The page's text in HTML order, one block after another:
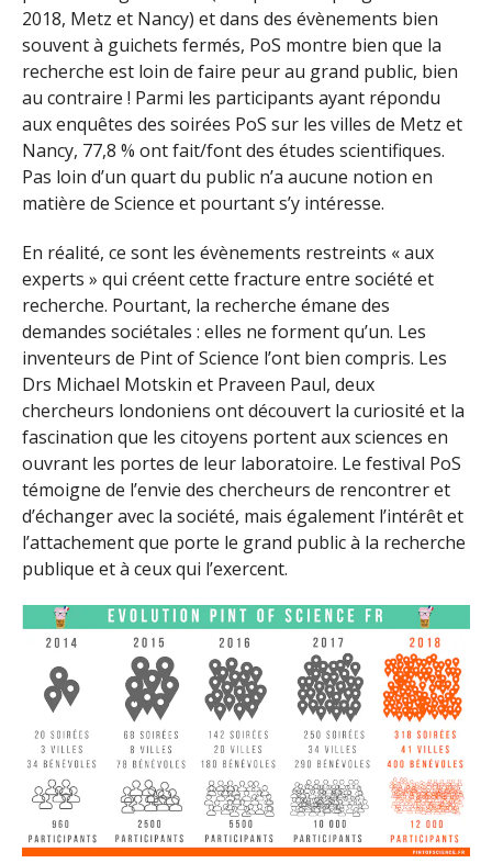
2018, Metz et Nancy) et dans des évènements bien
souvent à guichets fermés, PoS montre bien que la
recherche est loin de faire peur au grand public, bien
au contraire ! Parmi les participants ayant répondu
aux enquêtes des soirées PoS sur les villes de Metz et
Nancy, 77,8 % ont fait/font des études scientifiques.
Pas loin d’un quart du public n’a aucune notion en
matière de Science et pourtant s’y intéresse.
En réalité, ce sont les évènements restreints « aux
experts » qui créent cette fracture entre société et
recherche. Pourtant, la recherche émane des
demandes sociétales : elles ne forment qu’un. Les
inventeurs de Pint of Science l’ont bien compris. Les
Drs Michael Motskin et Praveen Paul, deux
chercheurs londoniens ont découvert la curiosité et la
fascination que les citoyens portent aux sciences en
ouvrant les portes de leur laboratoire. Le festival PoS
témoigne de l’envie des chercheurs de rencontrer et
d’échanger avec la société, mais également l’intérêt et
l’attachement que porte le grand public à la recherche
publique et à ceux qui l’exercent.